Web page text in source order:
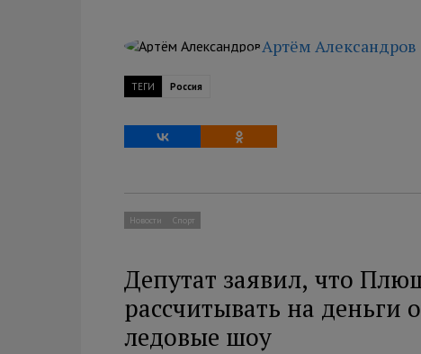
Артём Александров
ТЕГИ Россия
Новости Спорт
Депутат заявил, что
рассчитывать на деньги
ледовые шоу